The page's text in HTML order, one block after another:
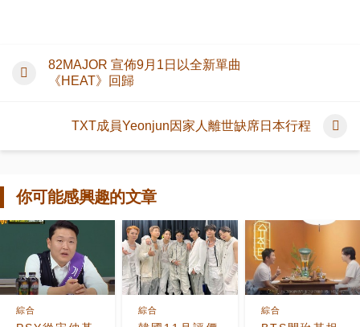
82MAJOR 宣佈9月1日以全新單曲
《HEAT》回歸
TXT成員Yeonjun因家人離世缺席日本行程
你可能感興趣的文章
綜合 綜合 綜合